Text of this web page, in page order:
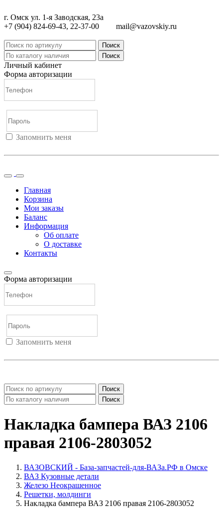
г. Омск ул. 1-я Заводская, 23а
+7 (904) 824-69-43, 22-37-00
mail@vazovskiy.ru
Поиск
Поиск
Личный кабинет
Форма авторизации
Запомнить меня
Главная
Корзина
Мои заказы
Баланс
Информация
Об оплате
О доставке
Контакты
Форма авторизации
Запомнить меня
Поиск
Поиск
Накладка бампера ВАЗ 2106
правая 2106-2803052
ВАЗОВСКИЙ - База-запчастей-для-ВАЗа.РФ в Омске
ВАЗ Кузовные детали
Железо Неокрашенное
Решетки, молдинги
Накладка бампера ВАЗ 2106 правая 2106-2803052